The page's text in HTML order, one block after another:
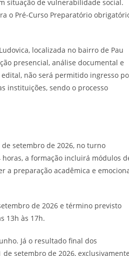
situação de vulnerabilidade social.
o Pré-Curso Preparatório
localizada no bairro de Pau
presencial, análise documental e
não será permitido ingresso
instituições, sendo o processo
setembro de 2026, no turno
a formação incluirá módulos
a preparação acadêmica e
de 2026 e término previsto
13h às 17h.
Já o resultado final dos
setembro de 2026, exclusivamente